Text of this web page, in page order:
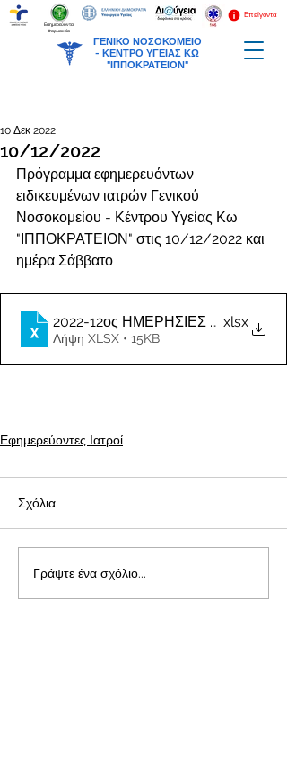
ΓΕΝΙΚΟ ΝΟΣΟΚΟΜΕΙΟ
- ΚΕΝΤΡΟ ΥΓΕΙΑΣ ΚΩ
"ΙΠΠΟΚΡΑΤΕΙΟΝ"
Επείγοντα
Εφημερεύοντα
Φαρμακεία
10/12/2022
10 Δεκ 2022
Πρόγραμμα εφημερευόντων
ειδικευμένων ιατρών Γενικού
Νοσοκομείου - Κέντρου Υγείας Κω
"ΙΠΠΟΚΡΑΤΕΙΟΝ" στις 10/12/2022 και
ημέρα Σάββατο
2022-12ος ΗΜΕΡΗΣΙΕΣ .xlsx
Λήψη XLSX • 15KB
Εφημερεύοντες Ιατροί
Σχόλια
Γράψτε ένα σχόλιο...